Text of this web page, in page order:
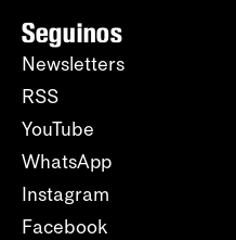
Seguinos
Newsletters
RSS
YouTube
WhatsApp
Instagram
Facebook